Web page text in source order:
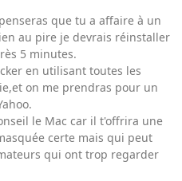
que tu a affaire à un
au pire je devrais réinstaller
5 minutes.
en utilisant toutes les
on me prendras pour un
le Mac car il t'offrira une
certe mais qui peut
qui ont trop regarder